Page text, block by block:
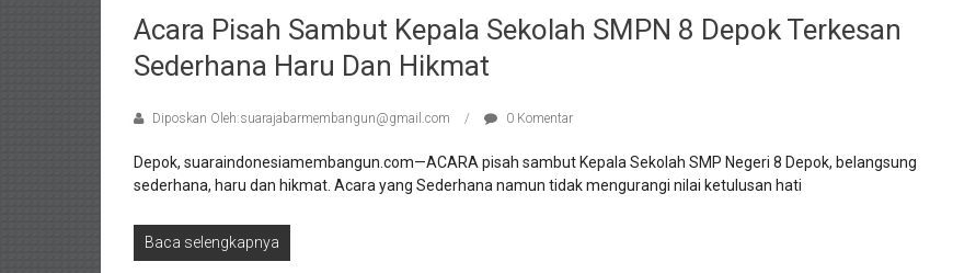
Acara Pisah Sambut Kepala Sekolah SMPN 8 Depok Terkesan
Sederhana Haru Dan Hikmat
Diposkan Oleh:suarajabarmembangun@gmail.com 0 Komentar
Depok, suaraindonesiamembangun.com—ACARA pisah sambut Kepala Sekolah SMP Negeri 8 Depok, belangsung
sederhana, haru dan hikmat. Acara yang Sederhana namun tidak mengurangi nilai ketulusan hati
Baca selengkapnya